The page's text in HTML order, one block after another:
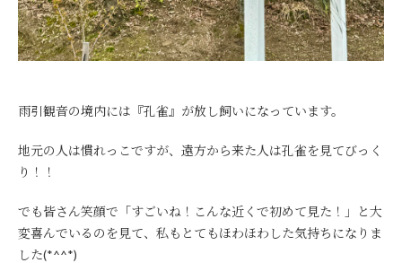
雨引観音の境内には『孔雀』が放し飼いになっています。
地元の人は慣れっこですが、遠方から来た人は孔雀を見てびっく
り！！
でも皆さん笑顔で「すごいね！こんな近くで初めて見た！」と大
変喜んでいるのを見て、私もとてもほわほわした気持ちになりま
した(*^^*)